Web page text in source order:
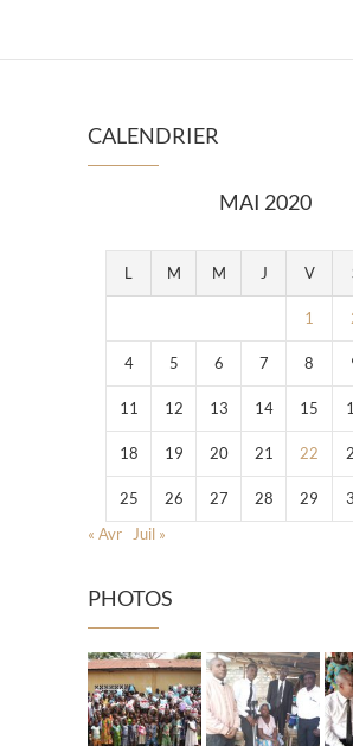
CALENDRIER
MAI 2020
L M M J V
1
4 5 6 7 8
11 12 13 14 15
18 19 20 21 22
25 26 27 28 29
« Avr Juil »
PHOTOS